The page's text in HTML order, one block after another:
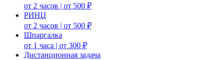
от 2 часов | от 500 ₽
РИНЦ
от 2 часов | от 500 ₽
Шпаргалка
от 1 часа | от 300 ₽
Дистанционная задача